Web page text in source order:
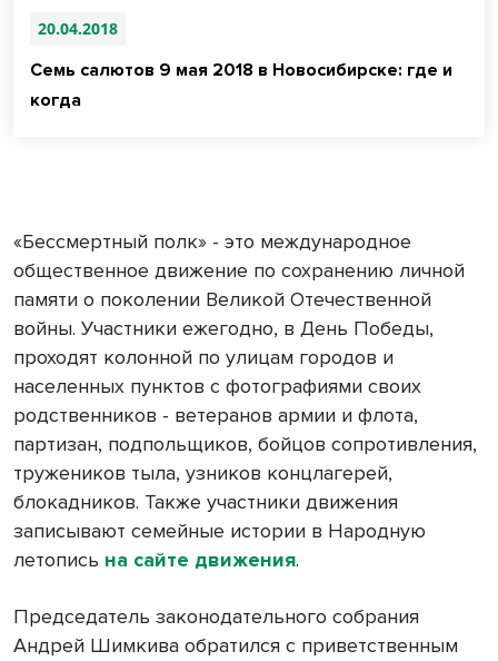
20.04.2018
Семь салютов 9 мая 2018 в Новосибирске: где и
когда
«Бессмертный полк» - это международное
общественное движение по сохранению личной
памяти о поколении Великой Отечественной
войны. Участники ежегодно, в День Победы,
проходят колонной по улицам городов и
населенных пунктов с фотографиями своих
родственников - ветеранов армии и флота,
партизан, подпольщиков, бойцов сопротивления,
тружеников тыла, узников концлагерей,
блокадников. Также участники движения
записывают семейные истории в Народную
летопись на сайте движения.
Председатель законодательного собрания
Андрей Шимкива обратился с приветственным